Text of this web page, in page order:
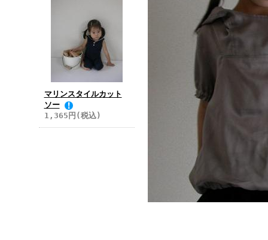
マリンスタイルカット
ソー
1,365円(税込)